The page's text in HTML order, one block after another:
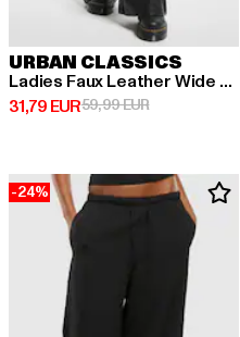
URBAN CLASSICS
Ladies Faux Leather Wide Leg
31,79 EUR
Derzeitiger Preis: 31,79 EUR
59,99 EURAktionspreis:
-24%